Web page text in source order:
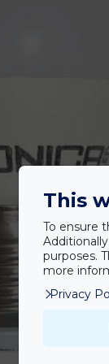
This
To ensure
purposes.
more
Privacy